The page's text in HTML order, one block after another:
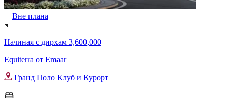
Вне плана
Начиная с дирхам 3,600,000
Equiterra от Emaar
Гранд Поло Клуб и Курорт